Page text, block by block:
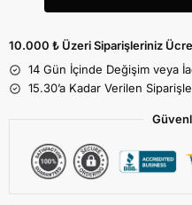
10.000 ₺ Üzeri Siparişleriniz
14 Gün İçinde Değişim veya
15.30’a Kadar Verilen